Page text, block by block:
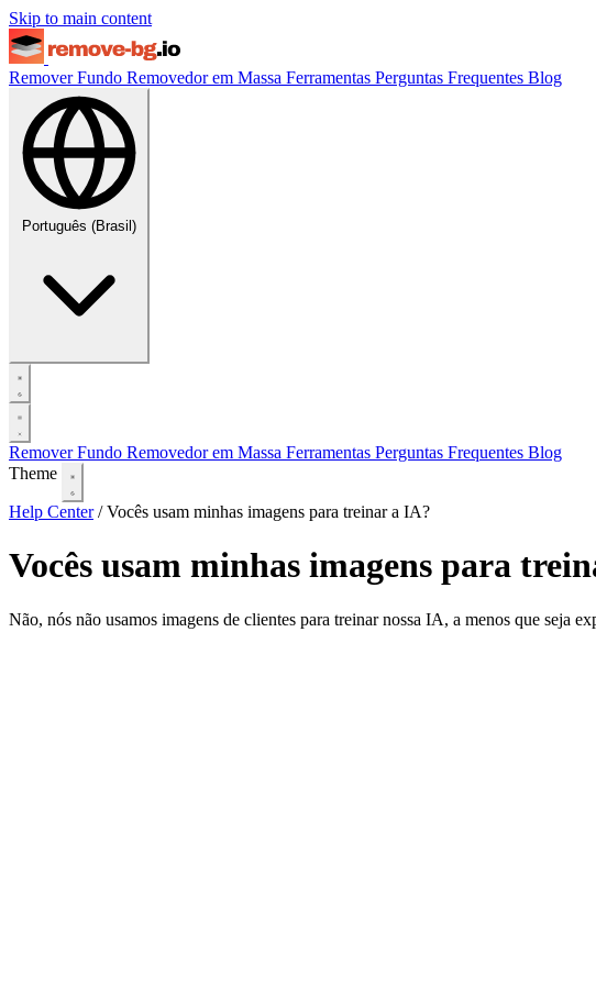
Skip to main content
Remover Fundo Removedor em Massa Ferramentas Perguntas Frequentes Blog
Português (Brasil)
Remover Fundo Removedor em Massa Ferramentas Perguntas Frequentes Blog
Theme
Help Center / Vocês usam minhas imagens para treinar a IA?
Vocês usam minhas imagens para
Não, nós não usamos imagens de clientes para treinar nossa IA, a menos que seja